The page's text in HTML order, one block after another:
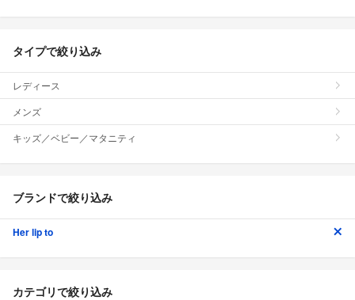
タイプで絞り込み
レディース
メンズ
キッズ／ベビー／マタニティ
ブランドで絞り込み
Her lip to
カテゴリで絞り込み